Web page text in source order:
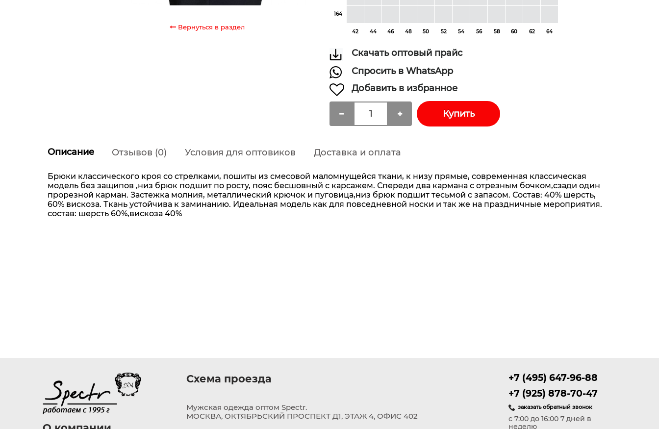
Вернуться в раздел
164
42 44 46 48 50 52 54 56 58 60 62 64
Скачать оптовый прайс
Спросить в WhatsApp
Добавить в избранное
Купить
Описание Отзывов (0) Условия для оптовиков Доставка и оплата
Брюки классического кроя со стрелками, пошиты из смесовой маломнущейся ткани, к низу прямые, современная классическая
модель без защипов ,низ брюк подшит по росту, пояс бесшовный с карсажем. Спереди два кармана с отрезным бочком,сзади один
прорезной карман. Застежка молния, металлический крючок и пуговица,низ брюк подшит тесьмой с запасом. Состав: 40% шерсть,
60% вискоза. Ткань устойчива к заминанию. Идеальная модель как для повседневной носки и так же на праздничные мероприятия.
состав: шерсть 60%,вискоза 40%
Схема проезда
Мужская одежда оптом Spectr.
МОСКВА, ОКТЯБРЬСКИЙ ПРОСПЕКТ Д1, ЭТАЖ 4, ОФИС 402
+7 (495) 647-96-88
+7 (925) 878-70-47
заказать обратный звонок
с 7:00 до 16:00 7 дней в
неделю